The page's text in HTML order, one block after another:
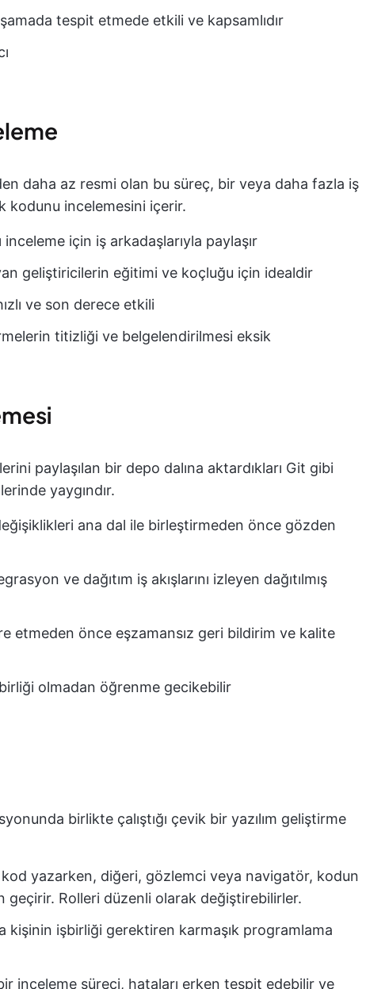
tespit etmede etkili ve kapsamlıdır
daha az resmi olan bu süreç, bir veya daha fazla iş
kodunu incelemesini içerir.
inceleme için iş arkadaşlarıyla paylaşır
geliştiricilerin eğitimi ve koçluğu için idealdir
ve son derece etkili
titizliği ve belgelendirilmesi eksik
paylaşılan bir depo dalına aktardıkları Git gibi
yaygındır.
ana dal ile birleştirmeden önce gözden
ve dağıtım iş akışlarını izleyen dağıtılmış
etmeden önce eşzamansız geri bildirim ve kalite
olmadan öğrenme gecikebilir
birlikte çalıştığı çevik bir yazılım geliştirme
yazarken, diğeri, gözlemci veya navigatör, kodun
geçirir. Rolleri düzenli olarak değiştirebilirler.
kişinin işbirliği gerektiren karmaşık programlama
inceleme süreci, hataları erken tespit edebilir ve